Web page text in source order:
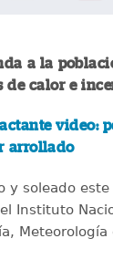
a la
de calor e
video:
arrollado
y soleado
Instituto
Meteorología